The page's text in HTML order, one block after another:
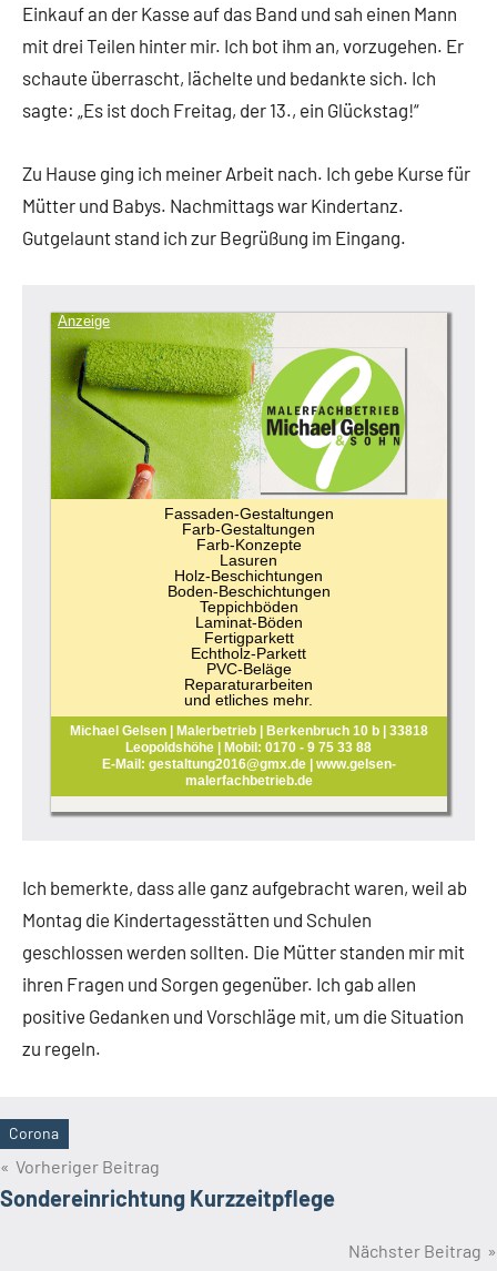
Einkauf an der Kasse auf das Band und sah einen Mann
mit drei Teilen hinter mir. Ich bot ihm an, vorzugehen. Er
schaute überrascht, lächelte und bedankte sich. Ich
sagte: „Es ist doch Freitag, der 13., ein Glückstag!“
Zu Hause ging ich meiner Arbeit nach. Ich gebe Kurse für
Mütter und Babys. Nachmittags war Kindertanz.
Gutgelaunt stand ich zur Begrüßung im Eingang.
Anzeige
Fassaden-Gestaltungen
Farb-Gestaltungen
Farb-Konzepte
Lasuren
Holz-Beschichtungen
Boden-Beschichtungen
Teppichböden
Laminat-Böden
Fertigparkett
Echtholz-Parkett
PVC-Beläge
Reparaturarbeiten
und etliches mehr.
Michael Gelsen | Malerbetrieb | Berkenbruch 10 b | 33818
Leopoldshöhe | Mobil: 0170 - 9 75 33 88
E-Mail: gestaltung2016@gmx.de | www.gelsen-
malerfachbetrieb.de
Ich bemerkte, dass alle ganz aufgebracht waren, weil ab
Montag die Kindertagesstätten und Schulen
geschlossen werden sollten. Die Mütter standen mir mit
ihren Fragen und Sorgen gegenüber. Ich gab allen
positive Gedanken und Vorschläge mit, um die Situation
zu regeln.
Schlagwörter
Corona
Beitragsnavigation
Vorheriger Beitrag
Sondereinrichtung Kurzzeitpflege
Nächster Beitrag